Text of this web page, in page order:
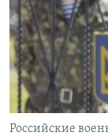
Российские